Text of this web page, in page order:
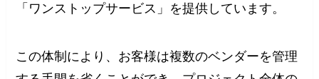
「ワンストップサービス」を提供しています。
この体制により、お客様は複数のベンダーを管理